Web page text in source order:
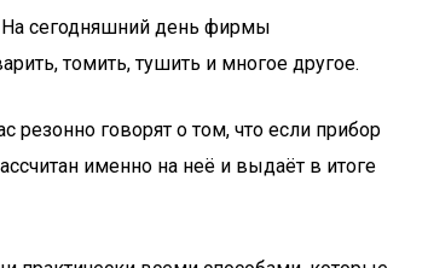
На сегодняшний день фирмы
томить, тушить и многое другое.
резонно говорят о том, что если прибор
именно на неё и выдаёт в итоге